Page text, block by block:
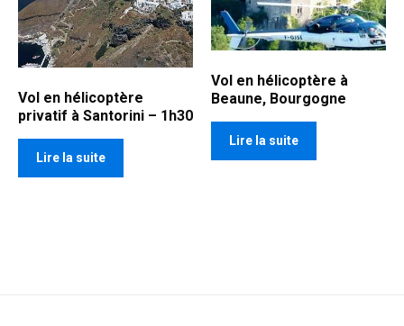
Vol en hélicoptère
privatif à Santorini – 1h30
Lire la suite
Vol en hélicoptère à
Beaune, Bourgogne
Lire la suite